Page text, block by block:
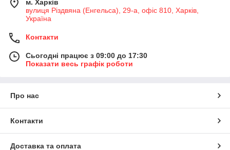
м. Харків
вулиця Різдвяна (Енгельса), 29-а, офіс 810, Харків,
Україна
Контакти
Сьогодні працює з 09:00 до 17:30
Показати весь графік роботи
Про нас
Контакти
Доставка та оплата